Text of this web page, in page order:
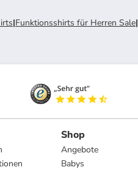
|Funktionsshirts für Herren Sale|
Shop
Angebote
Babys